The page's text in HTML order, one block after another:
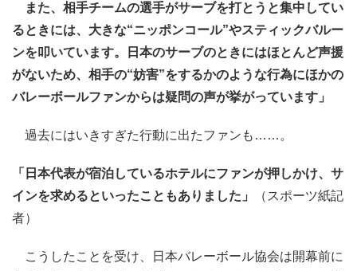
また、相手チームの選手がサーブを打とうと集中してい
るときには、大きな“ニッポンコール”やスティックバルー
ンを叩いています。日本のサーブのときにはほとんど声援
がないため、相手の“妨害”をするかのような行為にほかの
バレーボールファンからは疑問の声が挙がっています」
過去にはいきすぎた行動に出たファンも……。
「日本代表が宿泊しているホテルにファンが押しかけ、サ
インを求めるといったこともありました」
（スポーツ紙記
者）
こうしたことを受け、日本バレーボール協会は開幕前に